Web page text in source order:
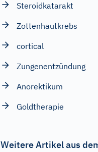
Steroidkatarakt
Zottenhautkrebs
cortical
Zungenentzündung
Anorektikum
Goldtherapie
Weitere Artikel aus